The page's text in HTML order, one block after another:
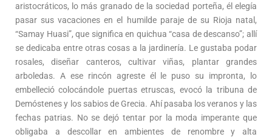
aristocráticos, lo más granado de la sociedad porteña, él elegía
pasar sus vacaciones en el humilde paraje de su Rioja natal,
“Samay Huasi”, que significa en quichua “casa de descanso”; allí
se dedicaba entre otras cosas a la jardinería. Le gustaba podar
rosales, diseñar canteros, cultivar viñas, plantar grandes
arboledas. A ese rincón agreste él le puso su impronta, lo
embelleció colocándole puertas etruscas, evocó la tribuna de
Demóstenes y los sabios de Grecia. Ahí pasaba los veranos y las
fechas patrias. No se dejó tentar por la moda imperante que
obligaba a descollar en ambientes de renombre y alta